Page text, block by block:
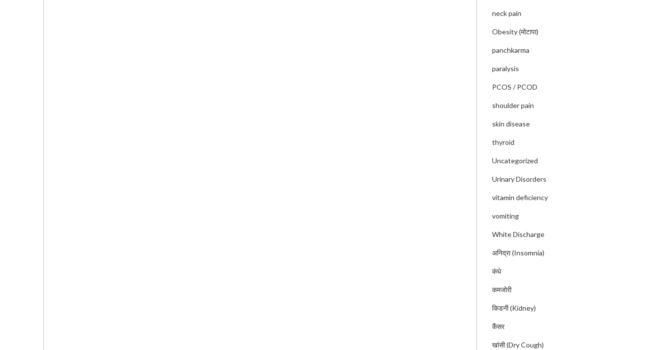
neck pain
Obesity (मोटापा)
panchkarma
paralysis
PCOS / PCOD
shoulder pain
skin disease
thyroid
Uncategorized
Urinary Disorders
vitamin deficiency
vomiting
White Discharge
अनिद्रा (Insomnia)
कंधे
कमजोरी
किडनी (Kidney)
कैंसर
खांसी (Dry Cough)